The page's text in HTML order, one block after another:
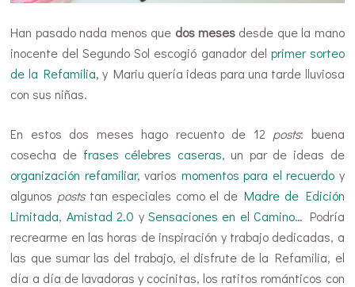
Han pasado nada menos que dos mesesdesde que la mano
inocente del Segundo Sol escogió ganador del primer sorteo
de la Refamilia, y Mariu quería ideas para una tarde lluviosa
con sus niñas.
En estos dos meses hago recuento de 12 posts: buena
cosecha de frases célebres caseras, un par de ideas de
organización refamiliar, varios momentos para el recuerdo y
algunos poststan especiales como el deMadre de Edición
Limitada, Amistad 2.0 y Sensaciones en el Camino… Podría
recrearme en las horas de inspiración y trabajo dedicadas, a
las que sumar las del trabajo, el disfrute de la Refamilia, el
día a día de lavadoras y cocinitas, los ratitos románticos con